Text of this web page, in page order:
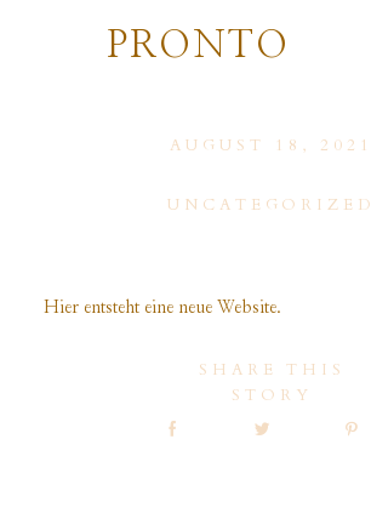
PRONTO
AUGUST 18, 2021
UNCATEGORIZED
Hier entsteht eine neue Website.
SHARE THIS
STORY